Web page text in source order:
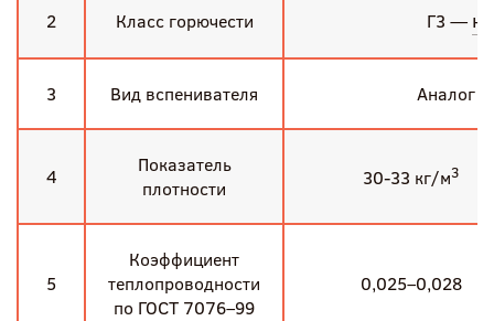
2 Класс горючести Г3 —
3 Вид вспенивателя Аналог
4
Показатель
плотности
30-33 кг/м3
5
Коэффициент
теплопроводности
по ГОСТ 7076–99
0,025–0,028